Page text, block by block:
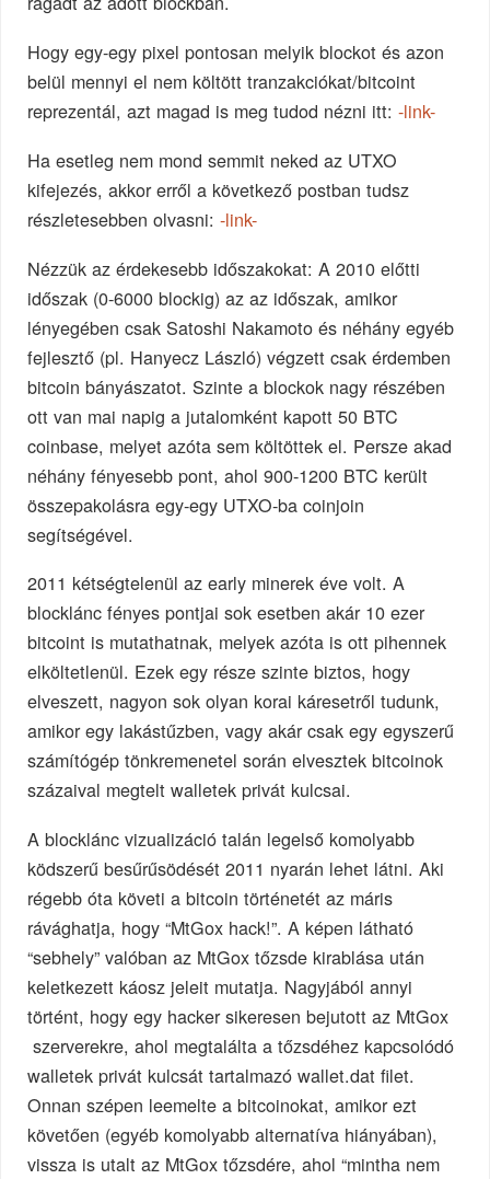
Hogy egy-egy pixel pontosan melyik blockot és azon
belül mennyi el nem költött tranzakciókat/bitcoint
reprezentál, azt magad is meg tudod nézni itt:-link-
Ha esetleg nem mond semmit neked az UTXO
kifejezés, akkor erről a következő postban tudsz
részletesebben olvasni:-link-
Nézzük az érdekesebb időszakokat: A 2010 előtti
időszak (0-6000 blockig) az az időszak, amikor
lényegében csak Satoshi Nakamoto és néhány egyéb
fejlesztő (pl. Hanyecz László) végzett csak érdemben
bitcoin bányászatot. Szinte a blockok nagy részében
ott van mai napig a jutalomként kapott 50 BTC
coinbase, melyet azóta sem költöttek el. Persze akad
néhány fényesebb pont, ahol 900-1200 BTC került
összepakolásra egy-egy UTXO-ba coinjoin
segítségével.
2011 kétségtelenül az early minerek éve volt. A
blocklánc fényes pontjai sok esetben akár 10 ezer
bitcoint is mutathatnak, melyek azóta is ott pihennek
elköltetlenül. Ezek egy része szinte biztos, hogy
elveszett, nagyon sok olyan korai káresetről tudunk,
amikor egy lakástűzben, vagy akár csak egy egyszerű
számítógép tönkremenetel során elvesztek bitcoinok
százaival megtelt walletek privát kulcsai.
A blocklánc vizualizáció talán legelső komolyabb
ködszerű besűrűsödését 2011 nyarán lehet látni. Aki
régebb óta követi a bitcoin történetét az máris
rávághatja, hogy “MtGox hack!”. A képen látható
“sebhely” valóban az MtGox tőzsde kirablása után
keletkezett káosz jeleit mutatja. Nagyjából annyi
történt, hogy egy hacker sikeresen bejutott az MtGox
szerverekre, ahol megtalálta a tőzsdéhez kapcsolódó
walletek privát kulcsát tartalmazó wallet.dat filet.
Onnan szépen leemelte a bitcoinokat, amikor ezt
követően (egyéb komolyabb alternatíva hiányában),
vissza is utalt az MtGox tőzsdére, ahol “mintha nem